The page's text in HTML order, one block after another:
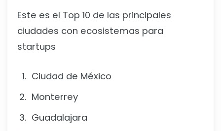
Este es el Top 10 de las principales
ciudades con ecosistemas para
startups
Ciudad de México
Monterrey
Guadalajara